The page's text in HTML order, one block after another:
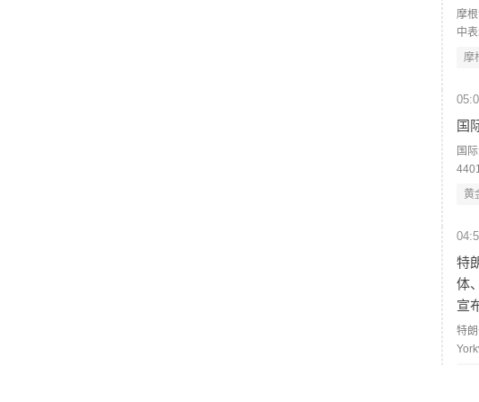
摩
中
负
摩
国
国
黄
特
体
宣
特